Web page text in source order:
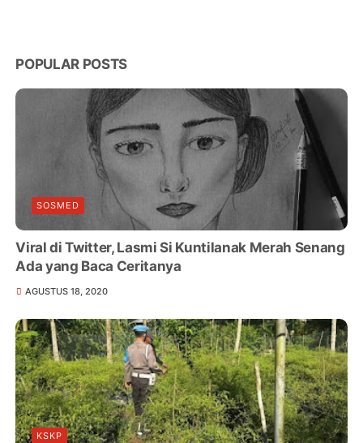
POPULAR POSTS
SOSMED
Viral di Twitter, Lasmi Si Kuntilanak Merah Senang
Ada yang Baca Ceritanya
AGUSTUS 18, 2020
KSKP